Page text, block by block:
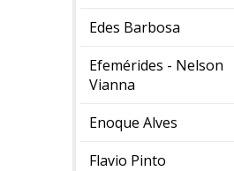
Edes Barbosa
Efemérides - Nelson
Vianna
Enoque Alves
Flavio Pinto